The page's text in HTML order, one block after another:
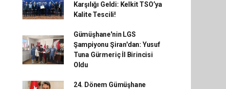
Karşılığı Geldi: Kelkit TSO’ya
Kalite Tescili!
Gümüşhane'nin LGS
Şampiyonu Şiran'dan: Yusuf
Tuna Gürmeriç İl Birincisi
Oldu
24. Dönem Gümüşhane